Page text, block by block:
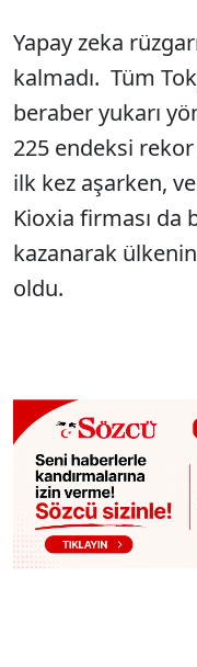
Yapay zeka
kalmadı. Tüm
beraber yukarı
225 endeksi rekor
ilk kez aşarken,
Kioxia firması da
kazanarak
oldu.